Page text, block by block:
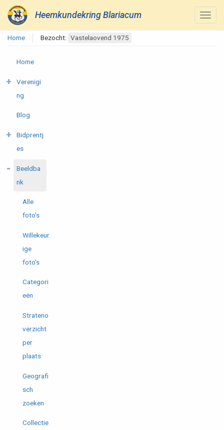
Heemkundekring Blariacum
Home Bezocht: Vastelaovend 1975
Home
Verenigi
ng
Blog
Bidprentj
es
Beeldba
nk
Alle
foto's
Willekeur
ige
foto's
Categori
eën
Strateno
verzicht
per
plaats
Geografi
sch
zoeken
Collectie